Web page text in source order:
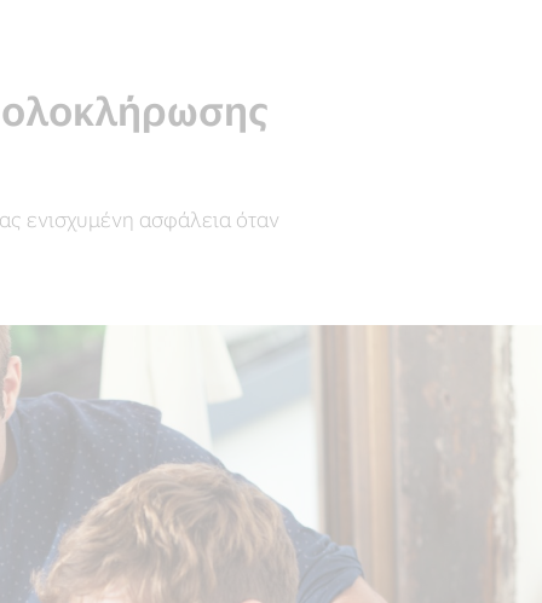
ολοκλήρωσης
ενισχυμένη ασφάλεια όταν